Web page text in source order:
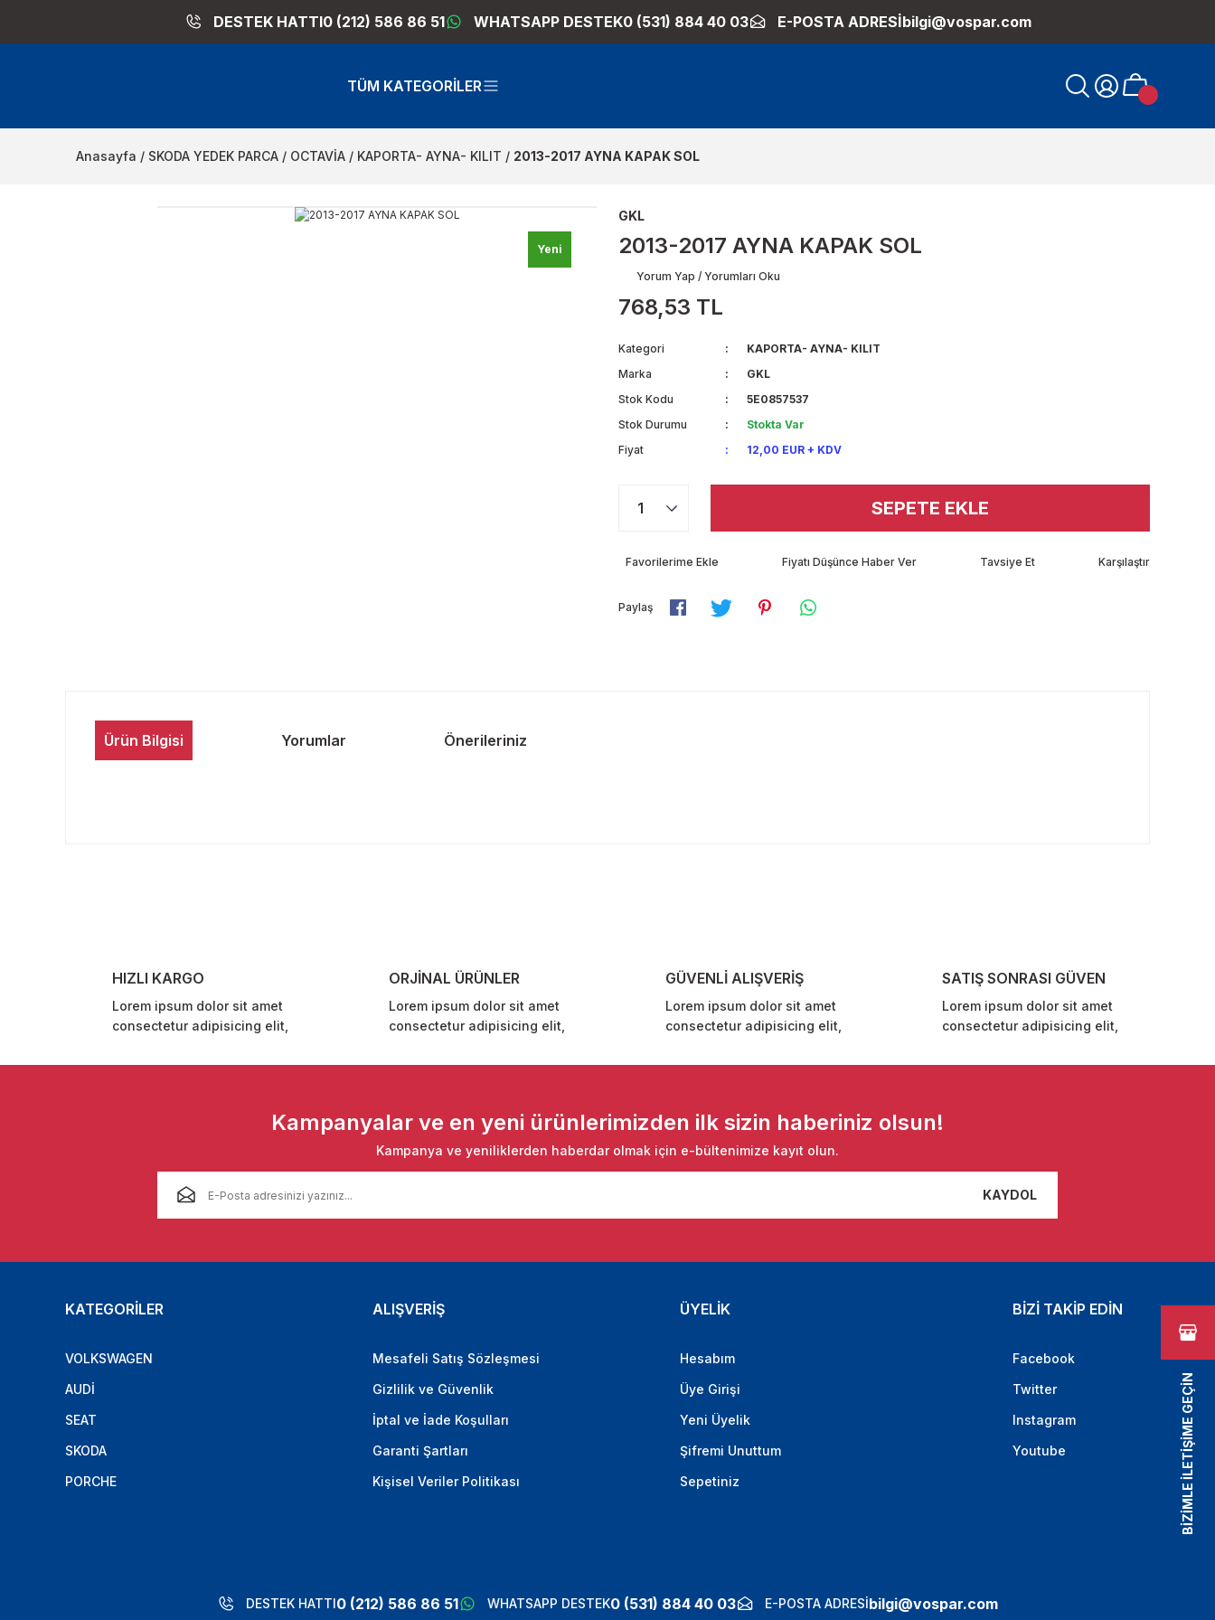
DESTEK HATTI0 (212) 586 86 51 WHATSAPP DESTEK0 (531) 884 40 03 E-POSTA ADRESİbilgi@vospar.com
TÜM KATEGORİLER
Anasayfa SKODA YEDEK PARCA OCTAVİA KAPORTA- AYNA- KILIT 2013-2017 AYNA KAPAK SOL
Yeni
GKL
2013-2017 AYNA KAPAK SOL
Yorum Yap / Yorumları Oku
768,53 TL
Kategori
KAPORTA- AYNA- KILIT
Marka
GKL
Stok Kodu
5E0857537
Stok Durumu
Stokta Var
Fiyat
12,00 EUR + KDV
SEPETE EKLE
Fiyatı Düşünce Haber Ver Tavsiye Et Karşılaştır
Paylaş
Ürün Bilgisi Yorumlar Önerileriniz
Bu ürüne benzer farklı alternatifler olmalı.
HIZLI KARGO
Lorem ipsum dolor sit amet
consectetur adipisicing elit,
ORJİNAL ÜRÜNLER
Lorem ipsum dolor sit amet
consectetur adipisicing elit,
GÜVENLİ ALIŞVERİŞ
Lorem ipsum dolor sit amet
consectetur adipisicing elit,
SATIŞ SONRASI GÜVEN
Lorem ipsum dolor sit amet
consectetur adipisicing elit,
Kampanyalar ve en yeni ürünlerimizden ilk sizin haberiniz olsun!
Kampanya ve yeniliklerden haberdar olmak için e-bültenimize kayıt olun.
KAYDOL
KATEGORİLER
VOLKSWAGEN
AUDİ
SEAT
SKODA
PORCHE
ALIŞVERİŞ
Mesafeli Satış Sözleşmesi
Gizlilik ve Güvenlik
İptal ve İade Koşulları
Garanti Şartları
Kişisel Veriler Politikası
ÜYELİK
Hesabım
Üye Girişi
Yeni Üyelik
Şifremi Unuttum
Sepetiniz
BİZİ TAKİP EDİN
Facebook
Twitter
Instagram
Youtube
DESTEK HATTI0 (212) 586 86 51 WHATSAPP DESTEK0 (531) 884 40 03 E-POSTA ADRESİbilgi@vospar.com
BİZİMLE İLETİŞİME GEÇİN